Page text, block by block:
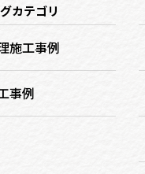
カテゴリ
施工事例
事例